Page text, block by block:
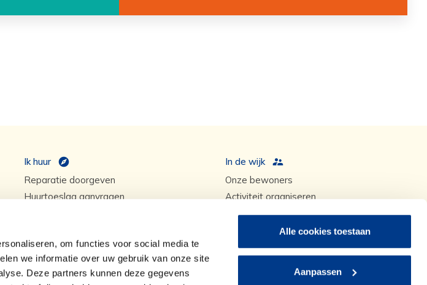
om functies voor social media te
we informatie over uw gebruik van onze site
Deze partners kunnen deze gegevens
Alle cookies toestaan
Aanpassen
Ik huur
Reparatie doorgeven
Huurtoeslag aanvragen
In de wijk
Onze bewoners
Activiteit organiseren
Tiwos medewerkers
Vastgoed projecten